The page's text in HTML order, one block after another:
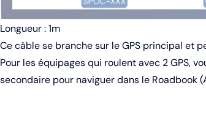
Longueur : 1m
Ce câble se branche sur le GPS principal et
Pour les équipages qui roulent avec 2 GPS,
secondaire pour naviguer dans le Roadbook